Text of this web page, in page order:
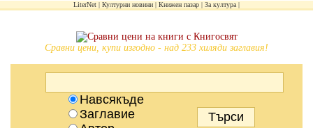
LiterNet Културни новини Книжен пазар За култура
Сравни цени, купи изгодно - над 233 хиляди заглавия!
Навсякъде
Заглавие